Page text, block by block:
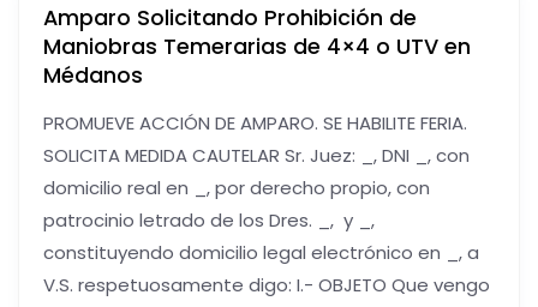
Amparo Solicitando Prohibición de
Maniobras Temerarias de 4×4 o UTV en
Médanos
PROMUEVE ACCIÓN DE AMPARO. SE HABILITE FERIA.
SOLICITA MEDIDA CAUTELAR Sr. Juez: _, DNI _, con
domicilio real en _, por derecho propio, con
patrocinio letrado de los Dres. _, y _,
constituyendo domicilio legal electrónico en _, a
V.S. respetuosamente digo: I.- OBJETO Que vengo